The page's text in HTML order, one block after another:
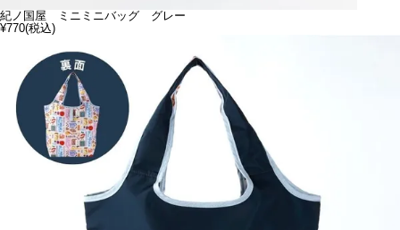
紀ノ国屋 ミニミニバッグ グレー
¥770(税込)